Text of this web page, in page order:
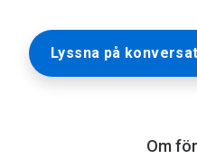
Lyssna på
Om